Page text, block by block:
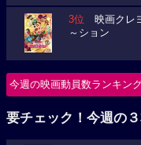
3位 映画クレ
～ション
今週の映画動員数ランキン
要チェック！今週の